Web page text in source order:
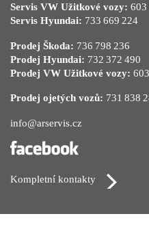
Servis VW Užitkové vozy: 603
Servis Hyundai: 733 669 224
Prodej Škoda: 736 798 236
Prodej Hyundai: 732 372 490
Prodej VW Užitkové vozy:
Prodej ojetých vozů: 731 838
info@arservis.cz
Kompletní kontakty